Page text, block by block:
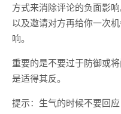
方式来消除评论的负面影
以及邀请对方再给你一次
响。
重要的是不要过于防御或
是适得其反。
提示：生气的时候不要回应